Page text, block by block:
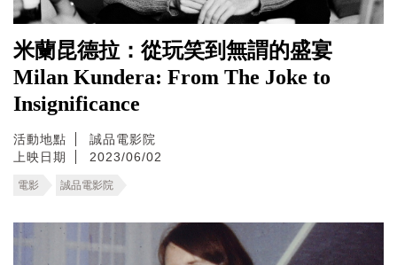
米蘭昆德拉：從玩笑到無謂的盛宴
Milan Kundera: From The Joke to
Insignificance
活動地點
誠品電影院
上映日期
2023/06/02
電影 誠品電影院